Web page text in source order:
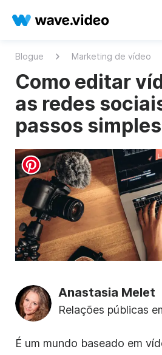
Blogue Marketing de vídeo
Como editar
as redes
passos simples
Anastasia Melet
Relações públicas
É um mundo baseado em